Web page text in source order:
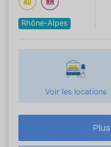
Rhône-Alpes
Voir les locations